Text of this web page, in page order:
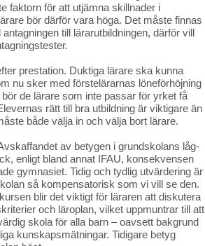
faktorn för att utjämna skillnader i
bör därför vara höga. Det måste finnas
till lärarutbildningen, därför vill
prestation. Duktiga lärare ska kunna
nu sker med förstelärarnas löneförhöjning
de lärare som inte passar för yrket få
rätt till bra utbildning är viktigare än
både välja in och välja bort lärare.
av betygen i grundskolans låg-
enligt bland annat IFAU, konsekvensen
gymnasiet. Tidig och tydlig utvärdering är
så kompensatorisk som vi vill se den.
blir det viktigt för läraren att diskutera
och läroplan, vilket uppmuntrar till att
skola för alla barn – oavsett bakgrund
kunskapsmätningar. Tidigare betyg